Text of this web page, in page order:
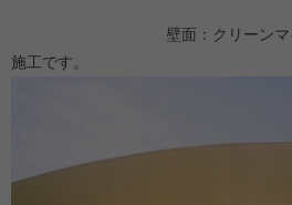
壁面：クリーンマイルド
施工です。